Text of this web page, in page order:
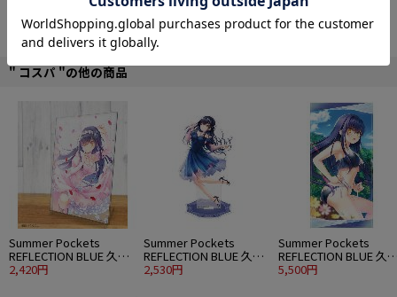
専用のバッグやケース、衣類につければお手軽にオリジナルカスタムが可
能！！
全国の兄さんにおくるアイテムです。
©2005 CIRCUS
" コスパ "の他の商品
Summer Pockets
REFLECTION BLUE 久島
鴎 アクリルアートスタ
2,420円
Summer Pockets
REFLECTION BLUE 久島
鴎 アクリルスタンド 大
2,530円
Summer Pockets
REFLECTION BLUE 久
鴎 120cmビッグタオル
5,500円